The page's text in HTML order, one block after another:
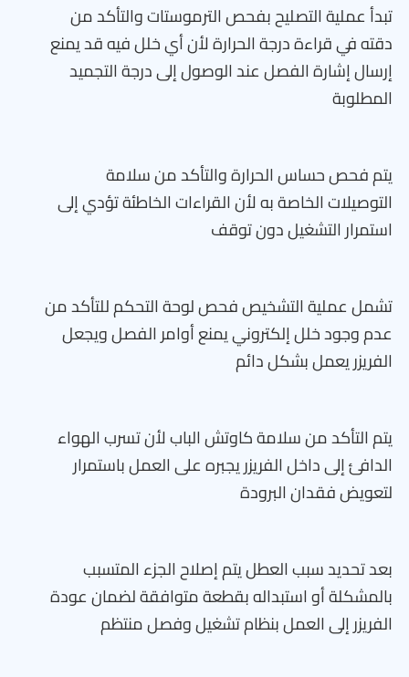
تبدأ عملية التصليح بفحص الترموستات والتأكد من
دقته في قراءة درجة الحرارة لأن أي خلل فيه قد يمنع
إرسال إشارة الفصل عند الوصول إلى درجة التجميد
المطلوبة
يتم فحص حساس الحرارة والتأكد من سلامة
التوصيلات الخاصة به لأن القراءات الخاطئة تؤدي إلى
استمرار التشغيل دون توقف
تشمل عملية التشخيص فحص لوحة التحكم للتأكد من
عدم وجود خلل إلكتروني يمنع أوامر الفصل ويجعل
الفريزر يعمل بشكل دائم
يتم التأكد من سلامة كاوتش الباب لأن تسرب الهواء
الدافئ إلى داخل الفريزر يجبره على العمل باستمرار
لتعويض فقدان البرودة
بعد تحديد سبب العطل يتم إصلاح الجزء المتسبب
بالمشكلة أو استبداله بقطعة متوافقة لضمان عودة
الفريزر إلى العمل بنظام تشغيل وفصل منتظم